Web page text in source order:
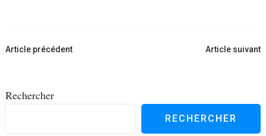
Navigation
Article précédent Article suivant
Rechercher
RECHERCHER